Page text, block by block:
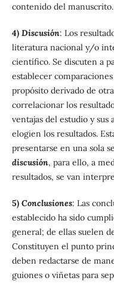
contenido del manuscrito.
4)Discusión: Los
literatura nacional y/o
científico. Se discuten a
establecer
propósito derivado de
correlacionar los
ventajas del estudio y sus
elogien los resultados.
presentarse en una sola
discusión, para ello, a
resultados, se van
5) Conclusiones: Las
establecido ha sido
general; de ellas suelen
Constituyen el punto
deben redactarse de
guiones o viñetas para